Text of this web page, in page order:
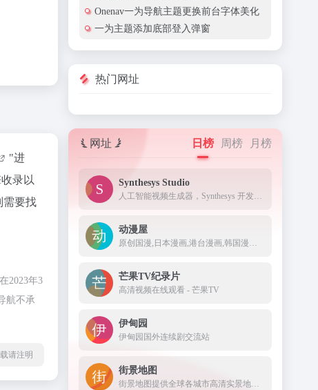
"进
录以
需要找
2023年3
航不承
请注明
Onenav一为导航主题更换前台字体美化
一为主题添加底部登入弹窗
热门网址
网址 日榜 周榜 月榜
Synthesys Studio
人工智能视频生成器，Synthesys 开发用于商业用途的文本到画外音和视频
动漫屋
原创国漫,日本漫画,港台漫画,韩国漫画,欧美漫画,好漫画,为看漫画的人而生。热门漫画：火影忍者、海贼王1008、死神、一拳超人185、古惑仔88、山海逆战673等
芒果TV纪录片
高清视频在线观看 - 芒果TV
伊甸园
伊甸园国外连续剧交流站
街景地图
街景地图提供全球各城市高清实景地图，360度全景地图视角浏览，足不出户游遍世界各地的每一个角落。街景图像数据涵盖中国大陆、港澳台及世界各国城市的街路和景点名胜。街景地图是您旅游出行、规划选址、探索世界的得力助手。